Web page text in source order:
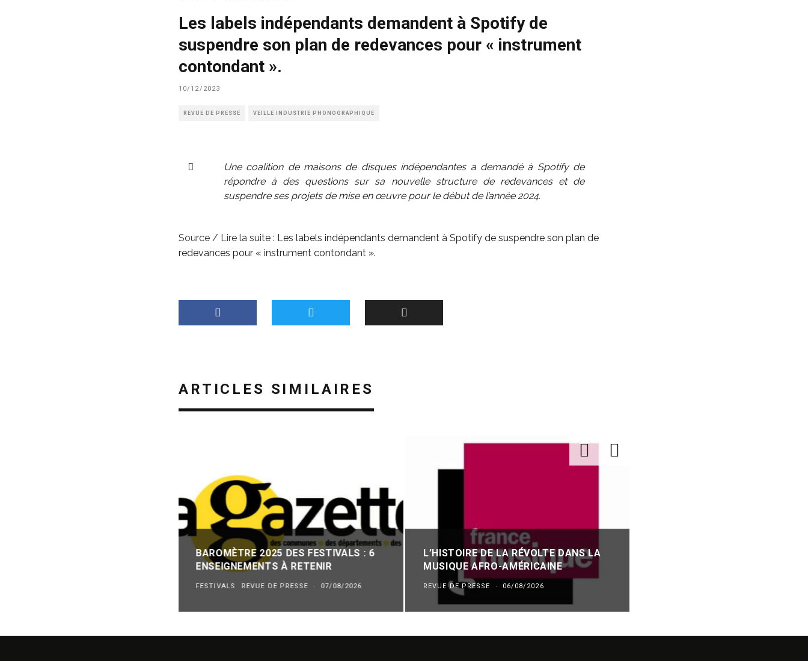
Les labels indépendants demandent à Spotify de
suspendre son plan de redevances pour « instrument
contondant ».
10/12/2023
REVUE DE PRESSE VEILLE INDUSTRIE PHONOGRAPHIQUE
Une coalition de maisons de disques indépendantes a demandé à Spotify de
répondre à des questions sur sa nouvelle structure de redevances et de
suspendre ses projets de mise en œuvre pour le début de l’année 2024.
Source / Lire la suite : Les labels indépendants demandent à Spotify de suspendre son plan de
redevances pour « instrument contondant ».
ARTICLES SIMILAIRES
BAROMÈTRE 2025 DES FESTIVALS : 6
ENSEIGNEMENTS À RETENIR
FESTIVALS REVUE DE PRESSE · 07/08/2026
L’HISTOIRE DE LA RÉVOLTE DANS LA
MUSIQUE AFRO-AMÉRICAINE
REVUE DE PRESSE · 06/08/2026